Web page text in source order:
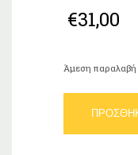
€31,00
Άμεση παραλαβή
Παιδικό
Πεταλούδες